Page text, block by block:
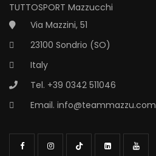
TUTTOSPORT Mazzucchi
Via Mazzini, 51
23100 Sondrio (SO)
Italy
Tel. +39 0342 511046
Email. info@teammazzu.com